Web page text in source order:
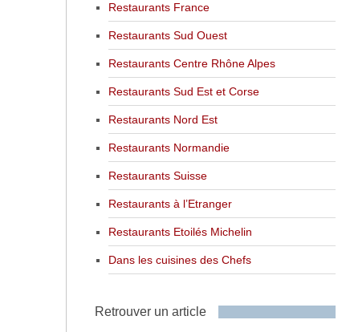
Restaurants France
Restaurants Sud Ouest
Restaurants Centre Rhône Alpes
Restaurants Sud Est et Corse
Restaurants Nord Est
Restaurants Normandie
Restaurants Suisse
Restaurants à l’Etranger
Restaurants Etoilés Michelin
Dans les cuisines des Chefs
Retrouver un article